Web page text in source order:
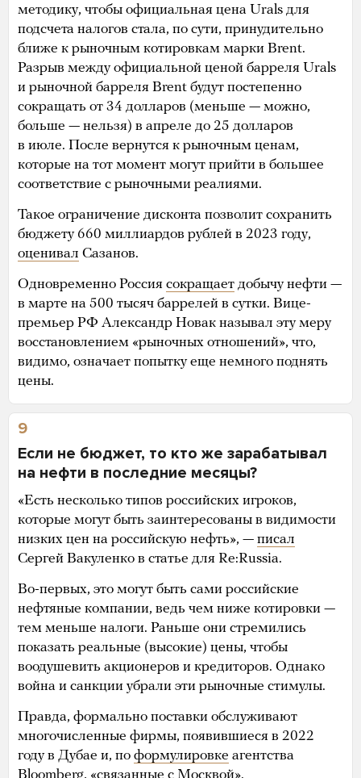
методику, чтобы официальная цена Urals для
подсчета налогов стала, по сути, принудительно
ближе к рыночным котировкам марки Brent.
Разрыв между официальной ценой барреля Urals
и рыночной барреля Brent будут постепенно
сокращать от 34 долларов (меньше — можно,
больше — нельзя) в апреле до 25 долларов
в июле. После вернутся к рыночным ценам,
которые на тот момент могут прийти в большее
соответствие с рыночными реалиями.
Такое ограничение дисконта позволит сохранить
бюджету 660 миллиардов рублей в 2023 году,
оценивал Сазанов.
Одновременно Россия сокращает добычу нефти —
в марте на 500 тысяч баррелей в сутки. Вице-
премьер РФ Александр Новак называл эту меру
восстановлением «рыночных отношений», что,
видимо, означает попытку еще немного поднять
цены.
9
Если не бюджет, то кто же зарабатывал
на нефти в последние месяцы?
«Есть несколько типов российских игроков,
которые могут быть заинтересованы в видимости
низких цен на российскую нефть», — писал
Сергей Вакуленко в статье для Re:Russia.
Во-первых, это могут быть сами российские
нефтяные компании, ведь чем ниже котировки —
тем меньше налоги. Раньше они стремились
показать реальные (высокие) цены, чтобы
воодушевить акционеров и кредиторов. Однако
война и санкции убрали эти рыночные стимулы.
Правда, формально поставки обслуживают
многочисленные фирмы, появившиеся в 2022
году в Дубае и, по формулировке агентства